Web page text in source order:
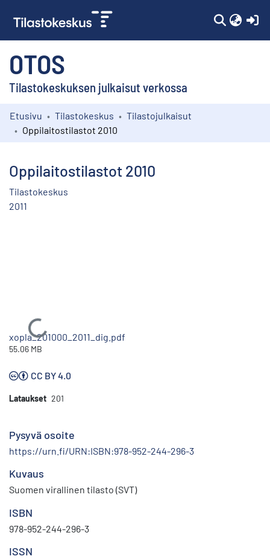
OTOS
Tilastokeskuksen julkaisut verkossa
Kokoelmat
Etusivu Tilastokeskus
Tilastojulkaisut
Oppilaitostilastot 2010
Oppilaitostilastot 2010
Tilastokeskus
2011
Ladataan...
xopla_201000_2011_dig.pdf
55.06 MB
CC BY 4.0
Lataukset 201
Pysyvä osoite
https://urn.fi/URN:ISBN:978-952-244-296-3
Kuvaus
Suomen virallinen tilasto (SVT)
ISBN
978-952-244-296-3
ISSN